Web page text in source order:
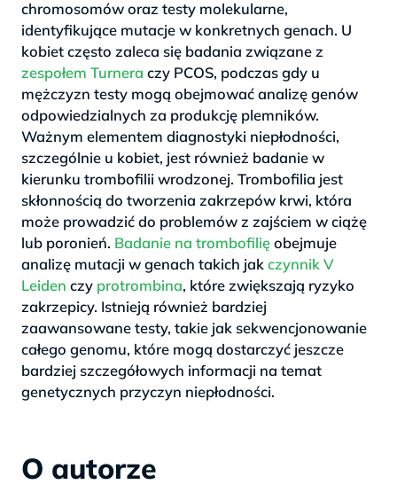
chromosomów oraz testy molekularne,
identyfikujące mutacje w konkretnych genach. U
kobiet często zaleca się badania związane z
zespołem Turnera czy PCOS, podczas gdy u
mężczyzn testy mogą obejmować analizę genów
odpowiedzialnych za produkcję plemników.
Ważnym elementem diagnostyki niepłodności,
szczególnie u kobiet, jest również badanie w
kierunku trombofilii wrodzonej. Trombofilia jest
skłonnością do tworzenia zakrzepów krwi, która
może prowadzić do problemów z zajściem w ciążę
lub poronień. Badanie na trombofilięobejmuje
analizę mutacji w genach takich jakczynnik V
Leiden czy protrombina, które zwiększają ryzyko
zakrzepicy. Istnieją również bardziej
zaawansowane testy, takie jak sekwencjonowanie
całego genomu, które mogą dostarczyć jeszcze
bardziej szczegółowych informacji na temat
genetycznych przyczyn niepłodności.
O autorze